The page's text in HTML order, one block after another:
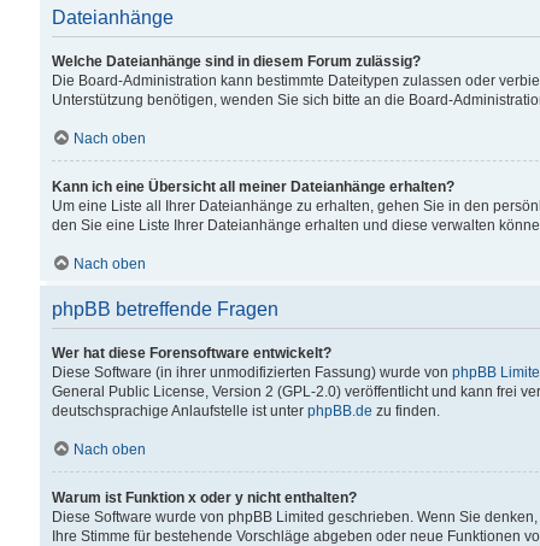
Dateianhänge
Welche Dateianhänge sind in diesem Forum zulässig?
Die Board-Administration kann bestimmte Dateitypen zulassen oder
Unterstützung benötigen, wenden Sie sich bitte an die Board-
Nach oben
Kann ich eine Übersicht all meiner Dateianhänge erhalten?
Um eine Liste all Ihrer Dateianhänge zu erhalten, gehen Sie in den
den Sie eine Liste Ihrer Dateianhänge erhalten und diese verwalten
Nach oben
phpBB betreffende Fragen
Wer hat diese Forensoftware entwickelt?
Diese Software (in ihrer unmodifizierten Fassung) wurde von phpBB
General Public License, Version 2 (GPL-2.0) veröffentlicht und kann frei
deutschsprachige Anlaufstelle ist unter phpBB.de zu finden.
Nach oben
Warum ist Funktion x oder y nicht enthalten?
Diese Software wurde von phpBB Limited geschrieben. Wenn Sie
Ihre Stimme für bestehende Vorschläge abgeben oder neue Funktionen